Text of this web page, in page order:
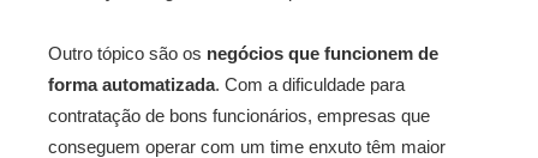
Outro tópico são os negócios que funcionem de
forma automatizada. Com a dificuldade para
contratação de bons funcionários, empresas que
conseguem operar com um time enxuto têm maior